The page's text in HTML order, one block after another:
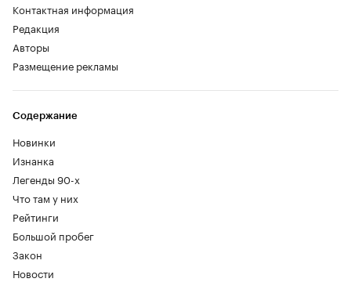
Контактная информация
Редакция
Авторы
Размещение рекламы
Содержание
Новинки
Изнанка
Легенды 90-х
Что там у них
Рейтинги
Большой пробег
Закон
Новости